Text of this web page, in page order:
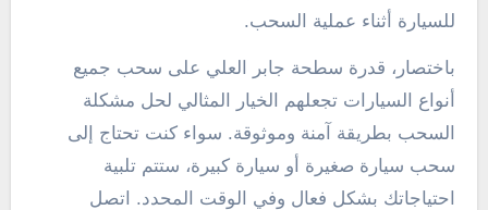
للسيارة أثناء عملية السحب.
باختصار، قدرة سطحة جابر العلي على سحب جميع
أنواع السيارات تجعلهم الخيار المثالي لحل مشكلة
السحب بطريقة آمنة وموثوقة. سواء كنت تحتاج إلى
سحب سيارة صغيرة أو سيارة كبيرة، ستتم تلبية
احتياجاتك بشكل فعال وفي الوقت المحدد. اتصل